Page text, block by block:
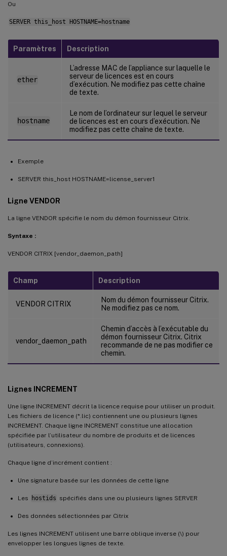
Ou
SERVER this_host HOSTNAME=hostname
Paramètres Description
ether
L’adresse MAC de l’appliance sur laquelle le
serveur de licences est en cours
d’exécution. Ne modifiez pas cette chaîne
de texte.
hostname
Le nom de l’ordinateur sur lequel le serveur
de licences est en cours d’exécution. Ne
modifiez pas cette chaîne de texte.
Exemple
SERVER this_host HOSTNAME=license_server1
Ligne VENDOR
La ligne VENDOR spécifie le nom du démon fournisseur Citrix.
Syntaxe :
VENDOR CITRIX [vendor_daemon_path]
Champ Description
VENDOR CITRIX
Nom du démon fournisseur Citrix.
Ne modifiez pas ce nom.
vendor_daemon_path
Chemin d’accès à l’exécutable du
démon fournisseur Citrix. Citrix
recommande de ne pas modifier ce
chemin.
Lignes INCREMENT
Une ligne INCREMENT décrit la licence requise pour utiliser un produit.
Les fichiers de licence (*.lic) contiennent une ou plusieurs lignes
INCREMENT. Chaque ligne INCREMENT constitue une allocation
spécifiée par l’utilisateur du nombre de produits et de licences
(utilisateurs, connexions).
Chaque ligne d’incrément contient :
Une signature basée sur les données de cette ligne
Les hostids spécifiés dans une ou plusieurs lignes SERVER
Des données sélectionnées par Citrix
Les lignes INCREMENT utilisent une barre oblique inverse (\) pour
envelopper les longues lignes de texte.